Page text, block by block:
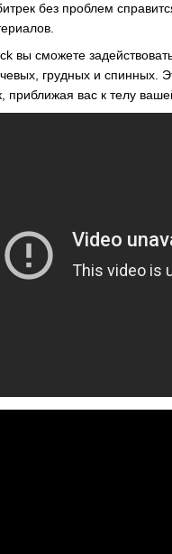
без проблем
вы сможете
грудных и спинных.
приближая вас к телу